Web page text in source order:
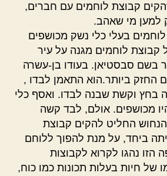
קבוצת לוחמים עם חברים,
למען מי שאהב.
בעלי כלי נשק מכושפים
קבוצת לוחמים מגנה על עיר
בשם סבסטיאן. בעודו בן-עשרה
החזק ביותר.הוא התאמן לבדו ,
בחץ וקשת שבנה לבדו. ואסף כלי
מכושפים. אולם, לבד קשה
החליט להקים קבוצת
ביחד, על מנת להפוך ללוחם
הזו נהגו לקרוא לקבוצות
של חיות בעלות תכונות כמו כוח,